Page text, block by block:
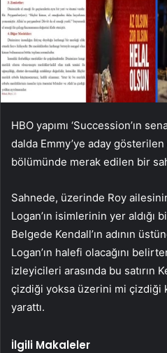
HBO yapımı ‘Succession’ın
dalda Emmy’ye aday
bölümünde merak edilen bir
Sahnede, üzerinde Roy
Logan’ın isimlerinin yer aldığı
Belgede Kendall’ın adının
Logan’ın halefi olacağını
izleyicileri arasında bu satırın
çizdiği yoksa üzerini mi çizdiği
yarattı.
İlgili Makaleler